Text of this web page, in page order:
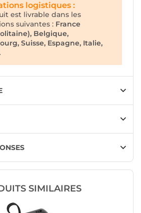
logistiques :
est livrable dans les
suivantes : France
Belgique,
Suisse, Espagne, Italie,
SIMILAIRES